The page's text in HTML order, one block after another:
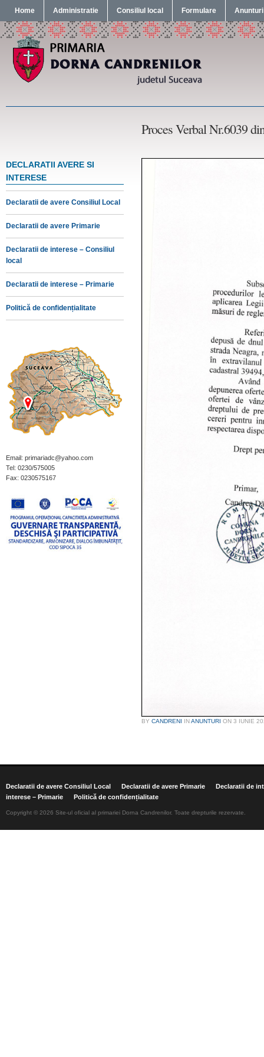
Home Administratie Consiliul local Formulare Anunturi
Proces Verbal Nr.6039
DECLARATII AVERE SI
INTERESE
Declaratii de avere Consiliul Local
Declaratii de avere Primarie
Declaratii de interese – Consiliul
local
Declaratii de interese – Primarie
Politică de confidențialitate
Email: primariadc@yahoo.com
Tel: 0230/575005
Fax: 0230575167
BY CANDRENI INANUNTURI ON 3 IUNIE
Declaratii de avere Consiliul Local Declaratii de avere Primarie
Declaratii de
interese – Primarie
Politică de confidențialitate
Copyright © 2026 Site-ul oficial al primariei Dorna Candrenilor. Toate drepturile rezervate.